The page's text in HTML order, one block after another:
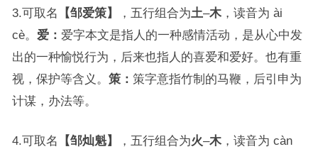
3.可取名 【邹爱策】 ，五行组合为土–木，读音为 ài
cè。 爱： 爱字本文是指人的一种感情活动，是从心中发
出的一种愉悦行为，后来也指人的喜爱和爱好。也有重
视，保护等含义。 策： 策字意指竹制的马鞭，后引申为
计谋，办法等。
4.可取名 【邹灿魁】 ，五行组合为火–木，读音为 càn